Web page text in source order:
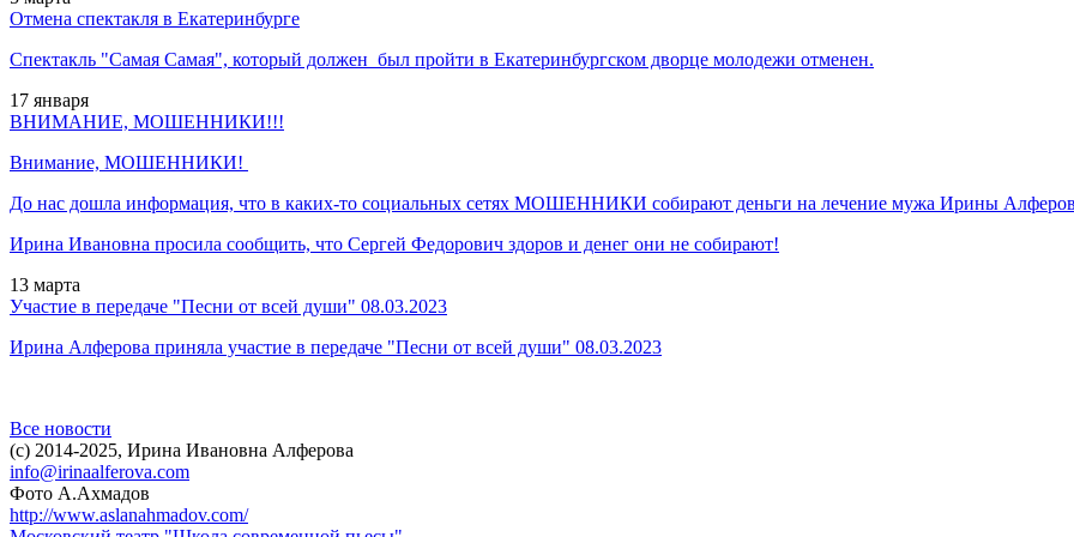
Отмена спектакля в Екатеринбурге
Спектакль "Самая Самая", который должен был пройти в Екатеринбургском дворце молодежи отменен.
17 января
ВНИМАНИЕ, МОШЕННИКИ!!!
Внимание, МОШЕННИКИ!
До нас дошла информация, что в каких-то социальных сетях МОШЕННИКИ собирают деньги на лечение мужа Ирины
Ирина Ивановна просила сообщить, что Сергей Федорович здоров и денег они не собирают!
13 марта
Участие в передаче "Песни от всей души" 08.03.2023
Ирина Алферова приняла участие в передаче "Песни от всей души" 08.03.2023
Все новости
(c) 2014-2025, Ирина Ивановна Алферова
info@irinaalferova.com
Фото А.Ахмадов
http://www.aslanahmadov.com/